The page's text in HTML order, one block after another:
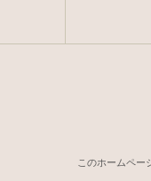
このホームペー